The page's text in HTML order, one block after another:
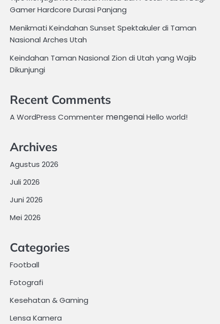
Gamer Hardcore Durasi Panjang
Menikmati Keindahan Sunset Spektakuler di Taman
Nasional Arches Utah
Keindahan Taman Nasional Zion di Utah yang Wajib
Dikunjungi
Recent Comments
A WordPress Commenter mengenaiHello world!
Archives
Agustus 2026
Juli 2026
Juni 2026
Mei 2026
Categories
Football
Fotografi
Kesehatan & Gaming
Lensa Kamera